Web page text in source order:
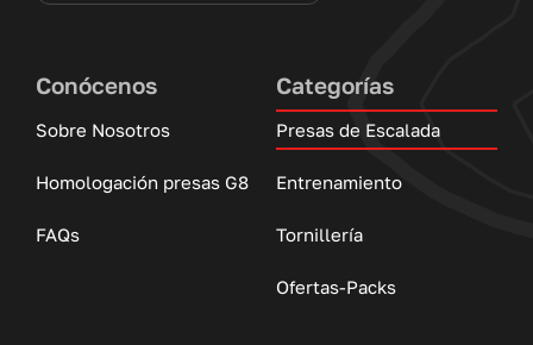
Conócenos
Sobre Nosotros
Homologación presas G8
FAQs
Categorías
Presas de Escalada
Entrenamiento
Tornillería
Ofertas-Packs